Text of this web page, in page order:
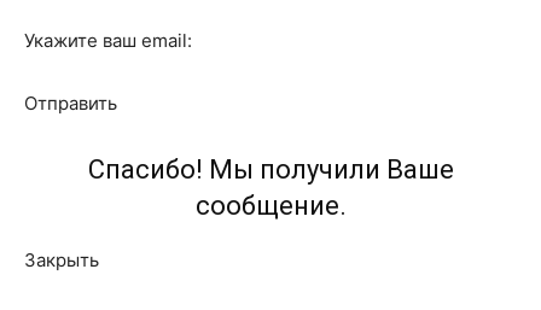
Укажите ваш email:
Отправить
Спасибо! Мы получили Ваше
сообщение.
Закрыть